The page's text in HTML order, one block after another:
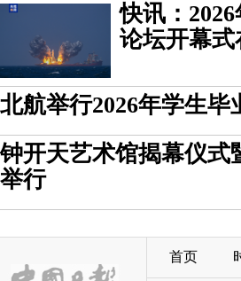
快讯：
论坛开幕
北航举行2026年学生
钟开天艺术馆揭幕仪式
举行
首页